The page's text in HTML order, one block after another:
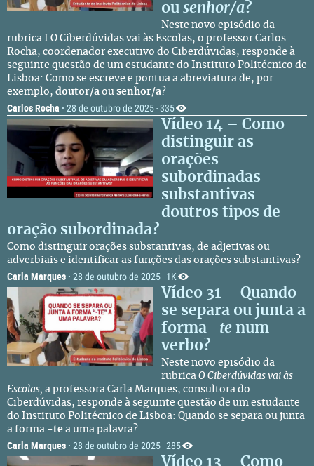
ou senhor/a?
Neste novo episódio da
rubrica I O Ciberdúvidas vai às Escolas, o professor Carlos
Rocha, coordenador executivo do Ciberdúvidas, responde à
seguinte questão de um estudante do Instituto Politécnico de
Lisboa: Como se escreve e pontua a abreviatura de, por
exemplo, doutor/a ou senhor/a?
Carlos Rocha · 28 de outubro de 2025 · 335
Vídeo 14 – Como
distinguir as
orações
subordinadas
substantivas
doutros tipos de
oração subordinada?
Como distinguir orações substantivas, de adjetivas ou
adverbiais e identificar as funções das orações substantivas?
Carla Marques · 28 de outubro de 2025 · 1K
Vídeo 31 – Quando
se separa ou junta a
forma -te num
verbo?
Neste novo episódio da
rubrica O Ciberdúvidas vai às
Escolas, a professora Carla Marques, consultora do
Ciberdúvidas, responde à seguinte questão de um estudante
do Instituto Politécnico de Lisboa: Quando se separa ou junta
a forma -te a uma palavra?
Carla Marques · 28 de outubro de 2025 · 285
Vídeo 13 – Como